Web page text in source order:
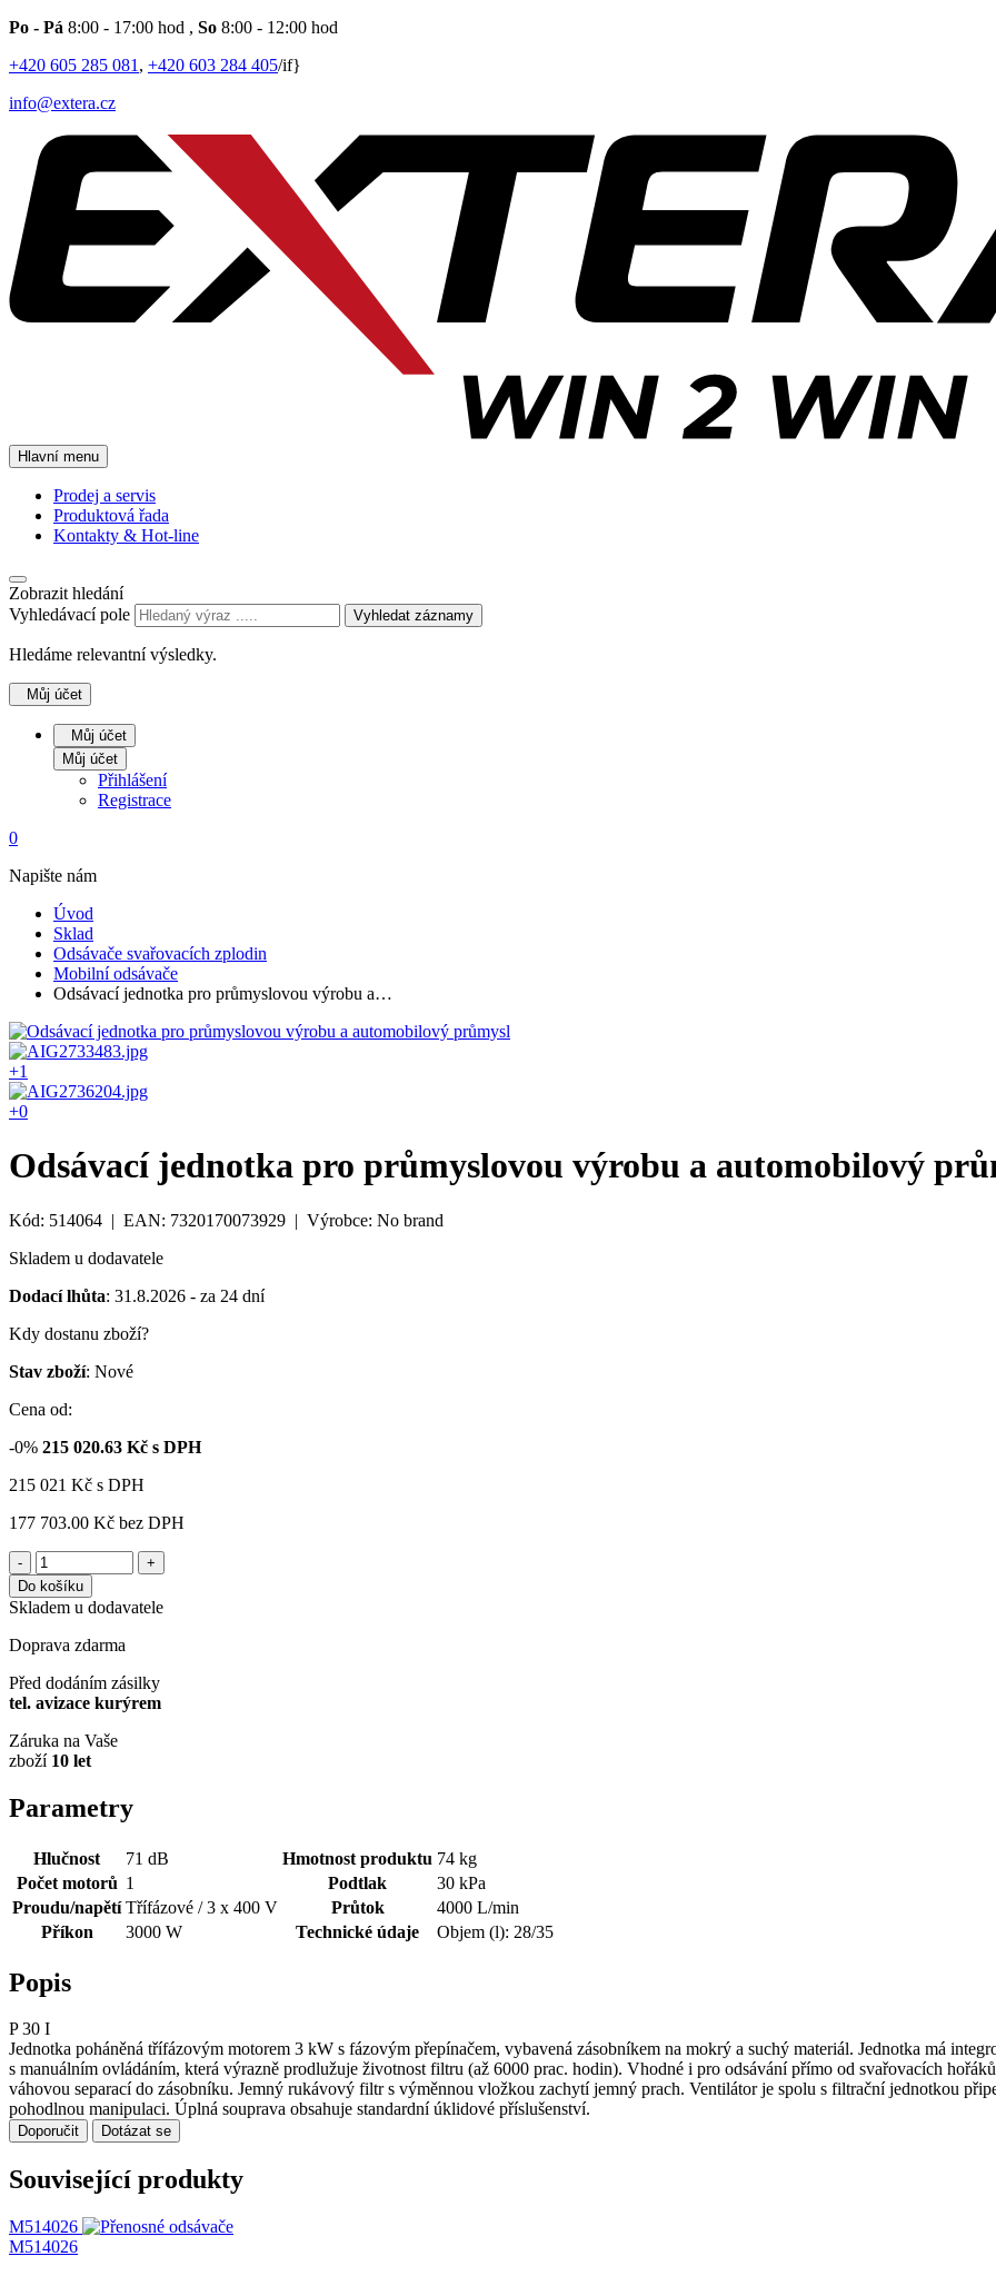
Po - Pá 8:00 - 17:00 hod , So 8:00 - 12:00 hod
+420 605 285 081 , +420 603 284 405/if}
info@extera.cz
Hlavní menu
Prodej a servis
Produktová řada
Kontakty & Hot-line
Zobrazit hledání
Vyhledávací pole
Vyhledat záznamy
Hledáme relevantní výsledky.
Můj účet
Můj účet
Můj účet
Přihlášení
Registrace
0
Napište nám
Úvod
Sklad
Odsávače svařovacích zplodin
Mobilní odsávače
Odsávací jednotka pro průmyslovou výrobu a…
+1
+0
Odsávací jednotka pro průmyslovou výrobu a automobilový
Kód: 514064 | EAN: 7320170073929 | Výrobce: No brand
Skladem u dodavatele
Dodací lhůta: 31.8.2026 - za 24 dní
Kdy dostanu zboží?
Stav zboží: Nové
Cena od:
-0% 215 020.63 Kč s DPH
215 021 Kč s DPH
177 703.00 Kč bez DPH
-
+
Do košíku
Skladem u dodavatele
Doprava zdarma
Před dodáním zásilky
tel. avizace kurýrem
Záruka na Vaše
zboží 10 let
Parametry
Hlučnost 71 dB Hmotnost produktu 74 kg
Počet motorů 1 Podtlak
30 kPa
Proudu/napětí Třífázové / 3 x 400 V Průtok
4000 L/min
Příkon
3000 W Technické údaje Objem (l): 28/35
Popis
P 30 I
Jednotka poháněná třífázovým motorem 3 kW s fázovým přepínačem, vybavená zásobníkem na mokrý a suchý materiál. Jednotka má
s manuálním ovládáním, která výrazně prodlužuje životnost filtru (až 6000 prac. hodin). Vhodné i pro odsávání přímo od svařovacích
váhovou separací do zásobníku. Jemný rukávový filtr s výměnnou vložkou zachytí jemný prach. Ventilátor je spolu s filtrační jednotkou
pohodlnou manipulaci. Úplná souprava obsahuje standardní úklidové příslušenství.
Doporučit Dotázat se
Související produkty
M514026
M514026